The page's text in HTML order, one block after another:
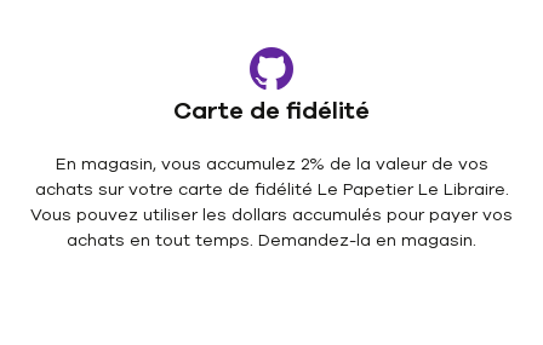
Carte de fidélité
En magasin, vous accumulez 2% de la valeur de vos
achats sur votre carte de fidélité Le Papetier Le Libraire.
Vous pouvez utiliser les dollars accumulés pour payer vos
achats en tout temps. Demandez-la en magasin.